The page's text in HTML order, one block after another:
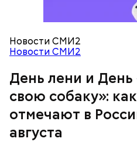
Новости СМИ2
Новости СМИ2
День лени и
свою собаку»:
отмечают в
августа
День «Побалуйте
Праздник любви